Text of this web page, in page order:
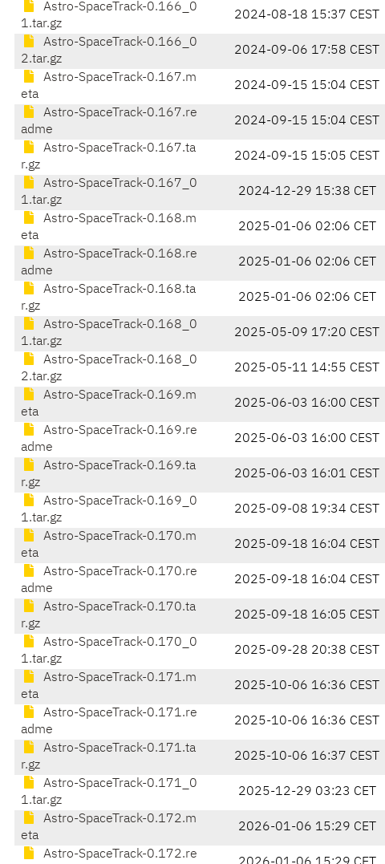
Astro-SpaceTrack-0.166_0
1.tar.gz
2024-08-18 15:37 CEST
Astro-SpaceTrack-0.166_0
2.tar.gz
2024-09-06 17:58 CEST
Astro-SpaceTrack-0.167.m
eta
2024-09-15 15:04 CEST
Astro-SpaceTrack-0.167.re
adme
2024-09-15 15:04 CEST
Astro-SpaceTrack-0.167.ta
r.gz
2024-09-15 15:05 CEST
Astro-SpaceTrack-0.167_0
1.tar.gz
2024-12-29 15:38 CET
Astro-SpaceTrack-0.168.m
eta
2025-01-06 02:06 CET
Astro-SpaceTrack-0.168.re
adme
2025-01-06 02:06 CET
Astro-SpaceTrack-0.168.ta
r.gz
2025-01-06 02:06 CET
Astro-SpaceTrack-0.168_0
1.tar.gz
2025-05-09 17:20 CEST
Astro-SpaceTrack-0.168_0
2.tar.gz
2025-05-11 14:55 CEST
Astro-SpaceTrack-0.169.m
eta
2025-06-03 16:00 CEST
Astro-SpaceTrack-0.169.re
adme
2025-06-03 16:00 CEST
Astro-SpaceTrack-0.169.ta
r.gz
2025-06-03 16:01 CEST
Astro-SpaceTrack-0.169_0
1.tar.gz
2025-09-08 19:34 CEST
Astro-SpaceTrack-0.170.m
eta
2025-09-18 16:04 CEST
Astro-SpaceTrack-0.170.re
adme
2025-09-18 16:04 CEST
Astro-SpaceTrack-0.170.ta
r.gz
2025-09-18 16:05 CEST
Astro-SpaceTrack-0.170_0
1.tar.gz
2025-09-28 20:38 CEST
Astro-SpaceTrack-0.171.m
eta
2025-10-06 16:36 CEST
Astro-SpaceTrack-0.171.re
adme
2025-10-06 16:36 CEST
Astro-SpaceTrack-0.171.ta
r.gz
2025-10-06 16:37 CEST
Astro-SpaceTrack-0.171_0
1.tar.gz
2025-12-29 03:23 CET
Astro-SpaceTrack-0.172.m
eta
2026-01-06 15:29 CET
Astro-SpaceTrack-0.172.re